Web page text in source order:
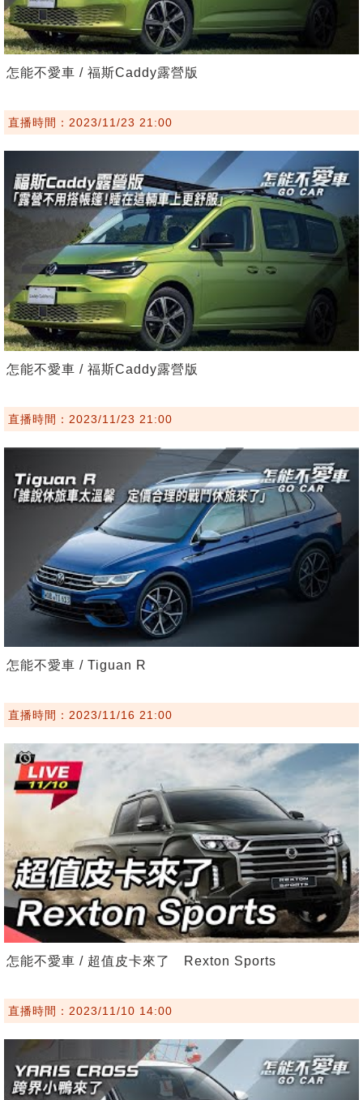
怎能不愛車 / 福斯Caddy露營版
直播時間：2023/11/23 21:00
怎能不愛車 / 福斯Caddy露營版
直播時間：2023/11/23 21:00
怎能不愛車 / Tiguan R
直播時間：2023/11/16 21:00
怎能不愛車 / 超值皮卡來了 Rexton Sports
直播時間：2023/11/10 14:00